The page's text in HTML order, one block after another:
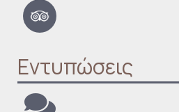
Εντυπώσεις